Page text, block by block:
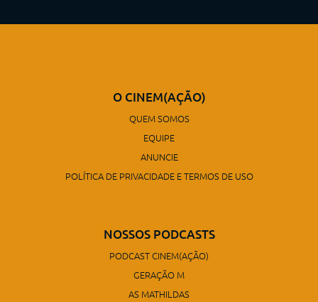
O CINEM(AÇÃO)
QUEM SOMOS
EQUIPE
ANUNCIE
POLÍTICA DE PRIVACIDADE E TERMOS DE USO
NOSSOS PODCASTS
PODCAST CINEM(AÇÃO)
GERAÇÃO M
AS MATHILDAS